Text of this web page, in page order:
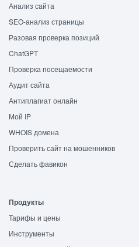
Анализ сайта
SEO-анализ страницы
Разовая проверка позиций
ChatGPT
Проверка посещаемости
Аудит сайта
Антиплагиат онлайн
Мой IP
WHOIS домена
Проверить сайт на мошенников
Сделать фавикон
Продукты
Тарифы и цены
Инструменты